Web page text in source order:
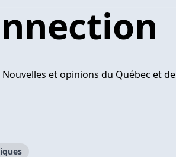
et opinions du Québec et de